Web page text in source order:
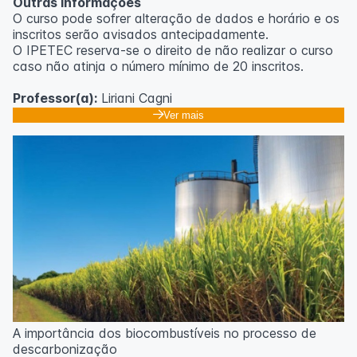
O curso pode sofrer alteração de dados e horário e os
inscritos serão avisados ​​antecipadamente.
O IPETEC reserva-se o direito de não realizar o curso
caso não atinja o número mínimo de 20 inscritos.
Professor(a): Liriani Cagni
Ver mais
A importância dos biocombustíveis no processo de
descarbonização